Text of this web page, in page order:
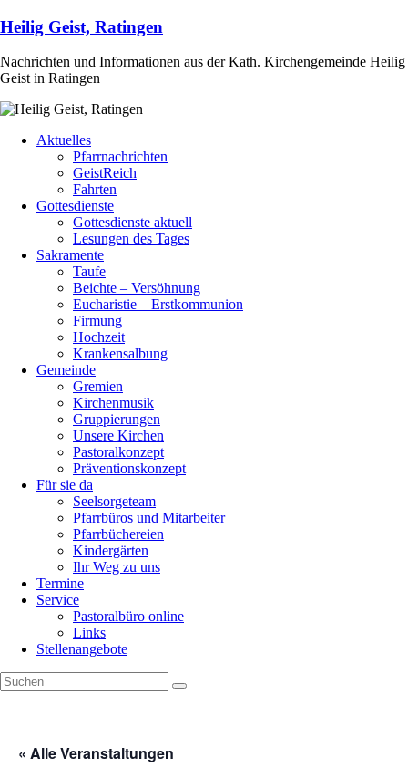
Heilig Geist, Ratingen
Nachrichten und Informationen aus der Kath. Kirchengemeinde Heilig
Geist in Ratingen
Aktuelles
Pfarrnachrichten
GeistReich
Fahrten
Gottesdienste
Gottesdienste aktuell
Lesungen des Tages
Sakramente
Taufe
Beichte – Versöhnung
Eucharistie – Erstkommunion
Firmung
Hochzeit
Krankensalbung
Gemeinde
Gremien
Kirchenmusik
Gruppierungen
Unsere Kirchen
Pastoralkonzept
Präventionskonzept
Für sie da
Seelsorgeteam
Pfarrbüros und Mitarbeiter
Pfarrbüchereien
Kindergärten
Ihr Weg zu uns
Termine
Service
Pastoralbüro online
Links
Stellenangebote
« Alle Veranstaltungen